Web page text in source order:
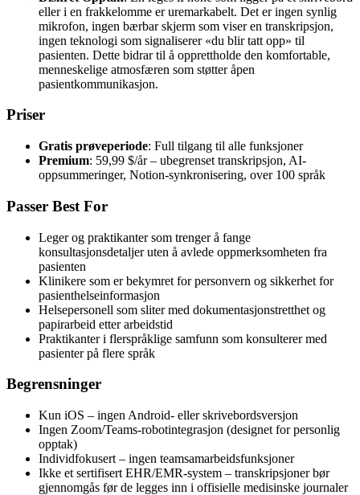
eller i en frakkelomme er uremarkabelt. Det er ingen synlig
mikrofon, ingen bærbar skjerm som viser en transkripsjon,
ingen teknologi som signaliserer «du blir tatt opp» til
pasienten. Dette bidrar til å opprettholde den komfortable,
menneskelige atmosfæren som støtter åpen
pasientkommunikasjon.
Priser
Gratis prøveperiode: Full tilgang til alle funksjoner
Premium: 59,99 $/år – ubegrenset transkripsjon, AI-
oppsummeringer, Notion-synkronisering, over 100 språk
Passer Best For
Leger og praktikanter som trenger å fange
konsultasjonsdetaljer uten å avlede oppmerksomheten fra
pasienten
Klinikere som er bekymret for personvern og sikkerhet for
pasienthelseinformasjon
Helsepersonell som sliter med dokumentasjonstretthet og
papirarbeid etter arbeidstid
Praktikanter i flerspråklige samfunn som konsulterer med
pasienter på flere språk
Begrensninger
Kun iOS – ingen Android- eller skrivebordsversjon
Ingen Zoom/Teams-robotintegrasjon (designet for personlig
opptak)
Individfokusert – ingen teamsamarbeidsfunksjoner
Ikke et sertifisert EHR/EMR-system – transkripsjoner bør
gjennomgås før de legges inn i offisielle medisinske journaler